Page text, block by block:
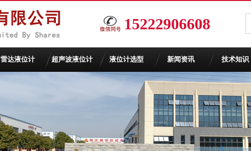
15222906608
雷达液位计 超声波液位计 液位计选型 新闻资讯 技术知识